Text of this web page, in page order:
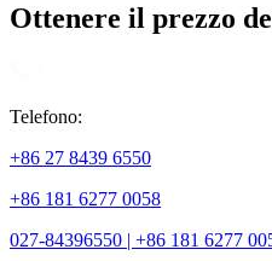
Ottenere il prezzo
Telefono:
+86 27 8439 6550
+86 181 6277 0058
027-84396550 | +86 181 6277